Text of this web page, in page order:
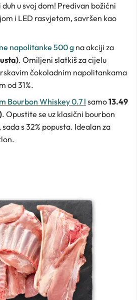
u svoj dom! Predivan božićni
i LED rasvjetom, savršen kao
napolitanke 500 g na akciji za
. Omiljeni slatkiš za cijelu
čokoladnim napolitankama
od 31%.
Bourbon Whiskey 0.7 l samo13.49
. Opustite se uz klasični bourbon
s 32% popusta. Idealan za